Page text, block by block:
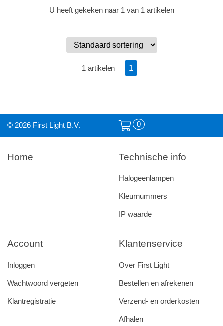
U heeft gekeken naar 1 van 1 artikelen
1 artikelen 1
© 2026 First Light B.V. 0
Home
Klantenservice
Over First Light
Bestellen en afrekenen
Verzend- en orderkosten
Afhalen
Account
Inloggen
Wachtwoord vergeten
Klantregistratie
Technische info
Halogeenlampen
Kleurnummers
IP waarde